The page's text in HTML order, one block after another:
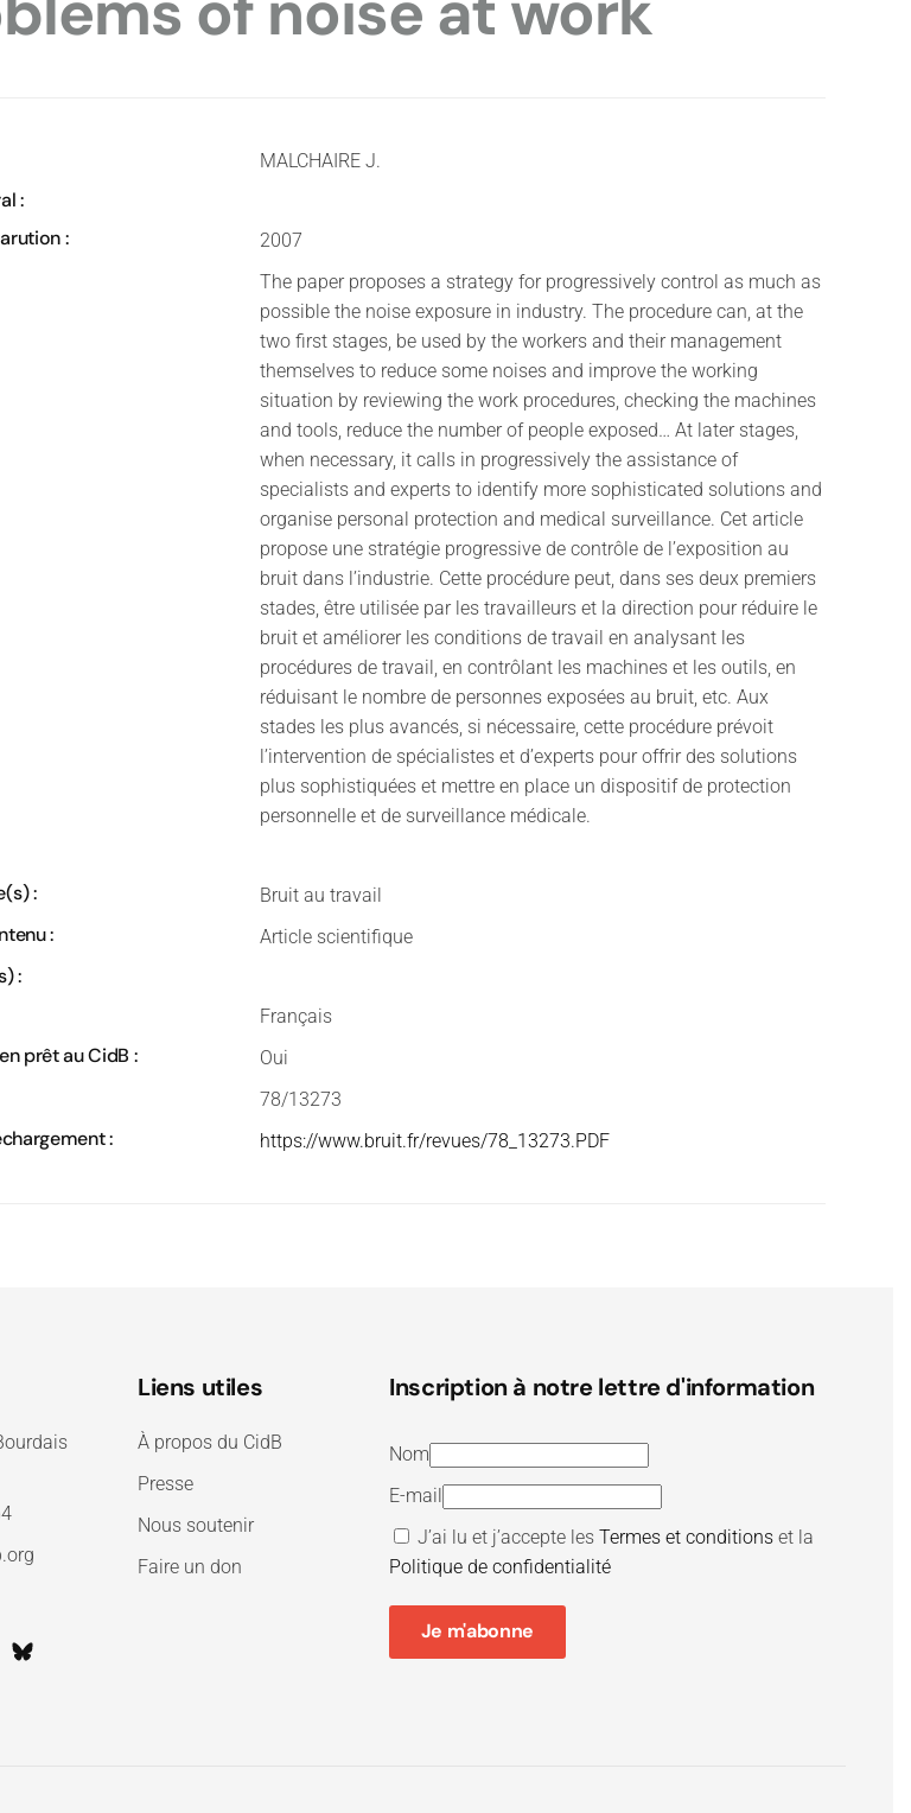
MALCHAIRE J.
:
:
2007
The paper proposes a strategy for progressively control as much as
possible the noise exposure in industry. The procedure can, at the
two first stages, be used by the workers and their management
themselves to reduce some noises and improve the working
situation by reviewing the work procedures, checking the machines
and tools, reduce the number of people exposed… At later stages,
when necessary, it calls in progressively the assistance of
specialists and experts to identify more sophisticated solutions and
organise personal protection and medical surveillance. Cet article
propose une stratégie progressive de contrôle de l’exposition au
bruit dans l’industrie. Cette procédure peut, dans ses deux premiers
stades, être utilisée par les travailleurs et la direction pour réduire le
bruit et améliorer les conditions de travail en analysant les
procédures de travail, en contrôlant les machines et les outils, en
réduisant le nombre de personnes exposées au bruit, etc. Aux
stades les plus avancés, si nécessaire, cette procédure prévoit
l’intervention de spécialistes et d’experts pour offrir des solutions
plus sophistiquées et mettre en place un dispositif de protection
personnelle et de surveillance médicale.
:
Bruit au travail
: Article scientifique
:
Français
prêt au CidB : Oui
78/13273
: https://www.bruit.fr/revues/78_13273.PDF
Liens utiles
À propos du CidB
Presse
Nous soutenir
Faire un don
Inscription à notre lettre d'information
Nom
E-mail
J’ai lu et j’accepte lesTermes et conditions et la
Politique de confidentialité
Je m'abonne